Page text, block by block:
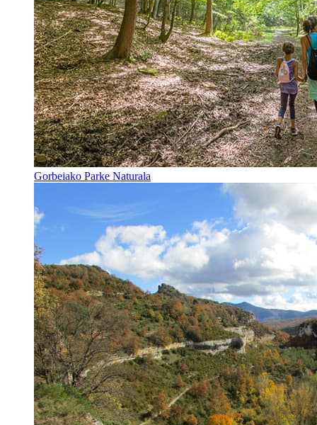
Gorbeiako Parke Naturala